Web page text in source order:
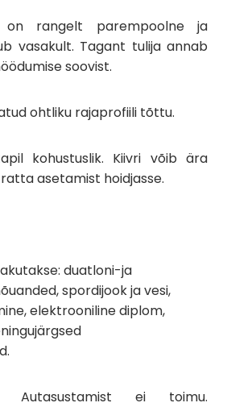
on rangelt parempoolne ja
vasakult. Tagant tulija annab
soovist.
ohtliku rajaprofiili tõttu.
kohustuslik. Kiivri võib ära
asetamist hoidjasse.
duatloni-ja
spordijook ja vesi,
elektrooniline diplom,
Autasustamist ei toimu.